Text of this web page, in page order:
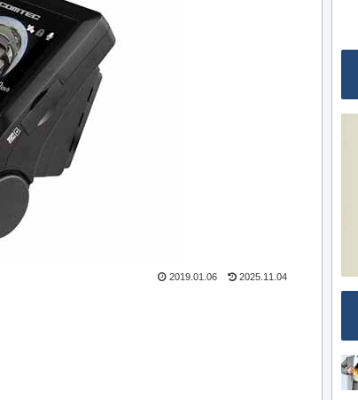
2019.01.06 2025.11.04